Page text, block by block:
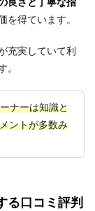
を得ています。
充実していて利
。
ナーは知識と
ントが多数み
る口コミ評判